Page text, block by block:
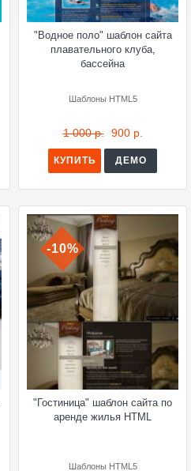
"Водное поло" шаблон сайта
плавательного клуба,
бассейна
Шаблоны HTML5
1 000 р. 900 р.
КУПИТЬ ДЕМО
-10%
"Гостиница" шаблон сайта по
аренде жилья HTML
Шаблоны HTML5